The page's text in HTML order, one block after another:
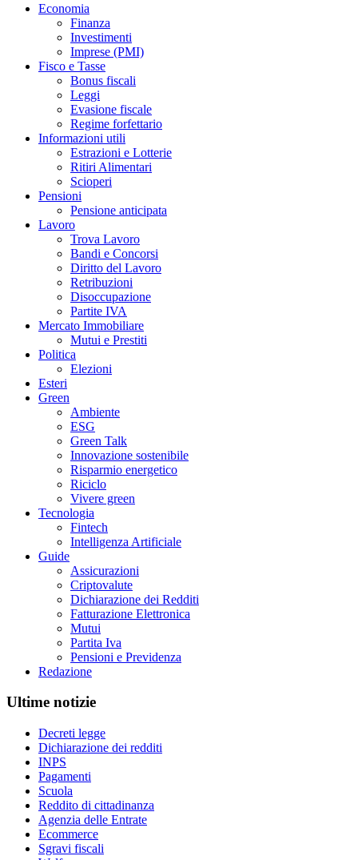
Economia
Finanza
Investimenti
Imprese (PMI)
Fisco e Tasse
Bonus fiscali
Leggi
Evasione fiscale
Regime forfettario
Informazioni utili
Estrazioni e Lotterie
Ritiri Alimentari
Scioperi
Pensioni
Pensione anticipata
Lavoro
Trova Lavoro
Bandi e Concorsi
Diritto del Lavoro
Retribuzioni
Disoccupazione
Partite IVA
Mercato Immobiliare
Mutui e Prestiti
Politica
Elezioni
Esteri
Green
Ambiente
ESG
Green Talk
Innovazione sostenibile
Risparmio energetico
Riciclo
Vivere green
Tecnologia
Fintech
Intelligenza Artificiale
Guide
Assicurazioni
Criptovalute
Dichiarazione dei Redditi
Fatturazione Elettronica
Mutui
Partita Iva
Pensioni e Previdenza
Redazione
Ultime notizie
Decreti legge
Dichiarazione dei redditi
INPS
Pagamenti
Scuola
Reddito di cittadinanza
Agenzia delle Entrate
Ecommerce
Sgravi fiscali